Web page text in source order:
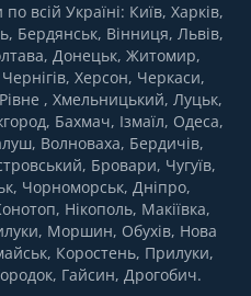
всій Україні: Київ, Харків,
Бердянськ, Вінниця, Львів,
Донецьк, Житомир,
Херсон, Черкаси,
, Хмельницький, Луцьк,
Бахмач, Ізмаїл, Одеса,
Волноваха, Бердичів,
Бровари, Чугуїв,
Чорноморськ, Дніпро,
Нікополь, Макіївка,
Моршин, Обухів, Нова
Коростень, Прилуки,
Гайсин, Дрогобич.